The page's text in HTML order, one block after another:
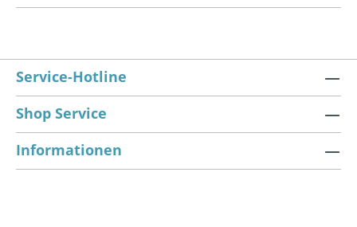
Service-Hotline
Shop Service
Informationen